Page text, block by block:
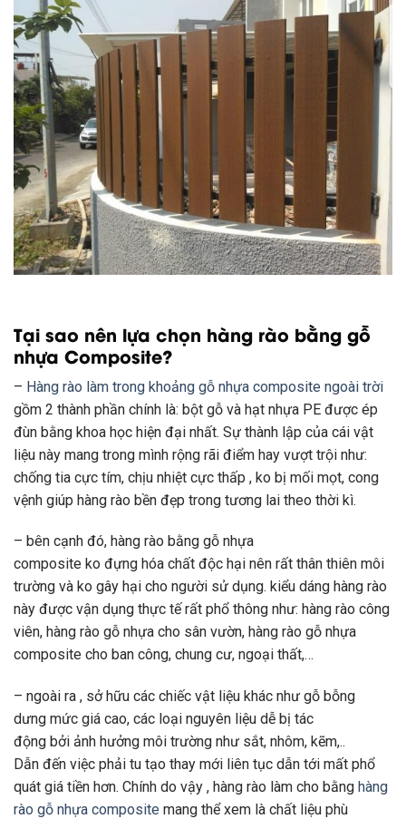
Tại sao nên lựa chọn hàng rào bằng gỗ
nhựa Composite?
– Hàng rào làm trong khoảng gỗ nhựa composite ngoài trời
gồm 2 thành phần chính là: bột gỗ và hạt nhựa PE được ép
đùn bằng khoa học hiện đại nhất. Sự thành lập của cái vật
liệu này mang trong mình rộng rãi điểm hay vượt trội như:
chống tia cực tím, chịu nhiệt cực thấp , ko bị mối mọt, cong
vệnh giúp hàng rào bền đẹp trong tương lai theo thời kì.
– bên cạnh đó, hàng rào bằng gỗ nhựa
composite ko đựng hóa chất độc hại nên rất thân thiên môi
trường và ko gây hại cho người sử dụng. kiểu dáng hàng rào
này được vận dụng thực tếrất phổ thông như: hàng rào công
viên, hàng rào gỗ nhựa cho sân vườn, hàng rào gỗ nhựa
composite cho ban công, chung cư, ngoại thất,…
– ngoài ra , sở hữu các chiếc vật liệu khác như gỗ bỗng
dưng mức giá cao, các loại nguyên liệu dễ bị tác
động bởi ảnh hưởng môi trường như sắt, nhôm, kẽm,..
Dẫn đến việc phải tu tạo thay mới liên tục dẫn tới mất phổ
quát giá tiền hơn. Chính do vậy , hàng rào làm cho bằng hàng
rào gỗ nhựa composite mang thể xem là chất liệu phù